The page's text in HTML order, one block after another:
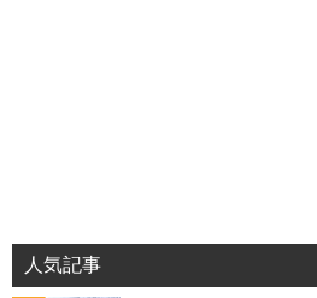
人気記事